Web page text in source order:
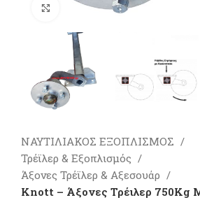
Πατήστε για μεγέθυνση
ΝΑΥΤΙΛΙΑΚΟΣ ΕΞΟΠΛΙΣΜΟΣ
Τρέϊλερ & Εξοπλισμός
Άξονες Τρέϊλερ & Αξεσουάρ
Knott – Άξονες Τρέιλερ 750Kg